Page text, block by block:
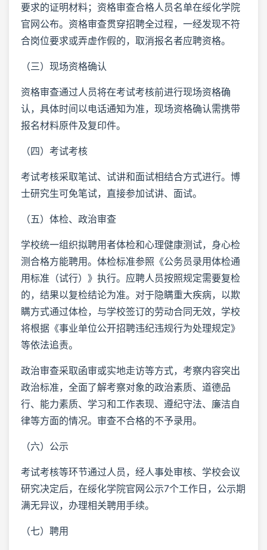
要求的证明材料；资格审查合格人员名单在绥化学院
官网公布。资格审查贯穿招聘全过程，一经发现不符
合岗位要求或弄虚作假的，取消报名者应聘资格。
（三）现场资格确认
资格审查通过人员将在考试考核前进行现场资格确
认，具体时间以电话通知为准，现场资格确认需携带
报名材料原件及复印件。
（四）考试考核
考试考核采取笔试、试讲和面试相结合方式进行。博
士研究生可免笔试，直接参加试讲、面试。
（五）体检、政治审查
学校统一组织拟聘用者体检和心理健康测试，身心检
测合格方能聘用。体检标准参照《公务员录用体检通
用标准（试行）》执行。应聘人员按照规定需要复检
的，结果以复检结论为准。对于隐瞒重大疾病，以欺
瞒方式通过体检，与学校签订的劳动合同无效，学校
将根据《事业单位公开招聘违纪违规行为处理规定》
等依法追责。
政治审查采取函审或实地走访等方式，考察内容突出
政治标准，全面了解考察对象的政治素质、道德品
行、能力素质、学习和工作表现、遵纪守法、廉洁自
律等方面的情况。审查不合格的不予录用。
（六）公示
考试考核等环节通过人员，经人事处审核、学校会议
研究决定后，在绥化学院官网公示7个工作日，公示期
满无异议，办理相关聘用手续。
（七）聘用